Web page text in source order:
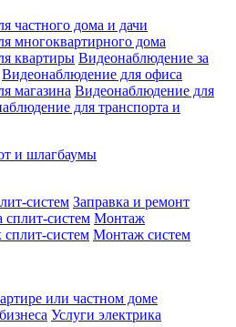
частного дома и дачи
многоквартирного дома
квартиры Видеонаблюдение за
Видеонаблюдение для офиса
магазина Видеонаблюдение для
для транспорта и
и шлагбаумы
систем Заправка и ремонт
сплит-систем Монтаж
систем Монтаж систем
или частном доме
Услуги электрика